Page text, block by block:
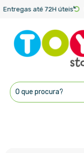
Entregas até 72H úteis
para
Conteúdo
Início Categorias